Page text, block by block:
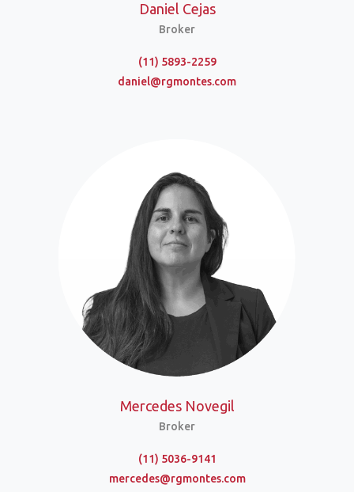
Daniel Cejas
Broker
(11) 5893-2259
daniel@rgmontes.com
Mercedes Novegil
Broker
(11) 5036-9141
mercedes@rgmontes.com